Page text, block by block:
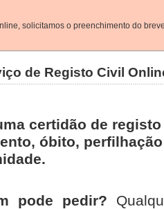
solicitamos o preenchimento do
de Registo Civil
certidão de
óbito,
pode pedir?